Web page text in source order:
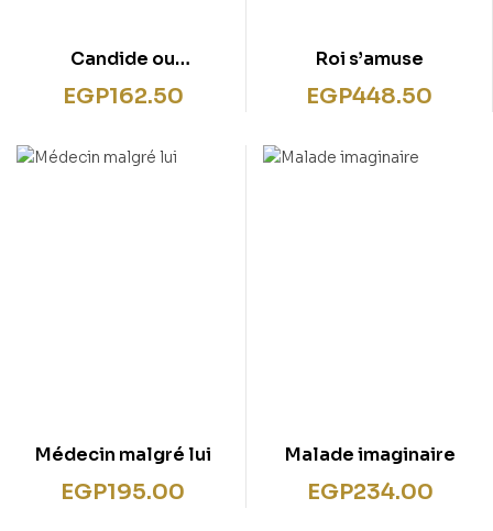
Candide ou
L’Optimisme
EGP162.50
Roi s’amuse
EGP448.50
Médecin malgré lui
EGP195.00
Malade imaginaire
EGP234.00